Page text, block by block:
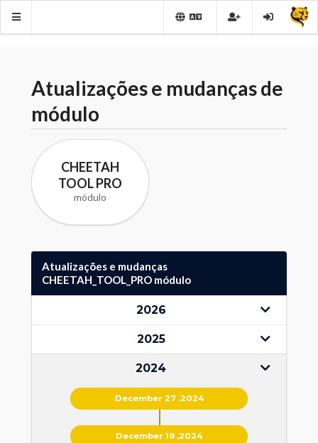
Atualizações e mudanças de
módulo
CHEETAH
TOOL PRO
módulo
Atualizações e mudanças
CHEETAH_TOOL_PRO módulo
2026
2025
2024
December 27 ,2024
December 19 ,2024